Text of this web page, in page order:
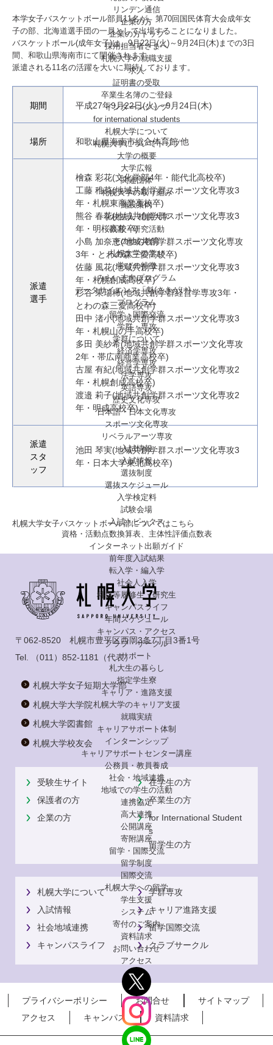
リンデン通信
企業の方
企業の方トップ
採用担当者さまへ
札幌大学の就職支援
求人
証明書の受取
卒業生名簿のご登録
インターンシップ
for international students
札幌大学について
札幌大学についてトップ
大学の概要
大学広報
関連団体
札幌大学の取り組み
施設案内
学校法人 札幌大学
教育・研究活動
その他の教育
札幌大学の学び
学びの特徴
みらい志向プログラム
データサイエンス「魁(さきがけ)」
プログラム
留学・国際交流
学群・専攻
学群について
経済学専攻
経営学専攻
法学専攻
英語専攻
歴史文化専攻
日本語・日本文化専攻
スポーツ文化専攻
リベラルアーツ専攻
入試情報
入試情報
選抜制度
選抜スケジュール
入学検定料
試験会場
入試トピックス
資格・活動点数換算表、主体性評価点数表
インターネット出願ガイド
前年度入試結果
転入学・編入学
社会人入学
科目等履修生・研究生
キャンパスライフ
年間スケジュール
キャンパス・アクセス
クラブ・サークル
サポート
札大生の暮らし
指定学生寮
キャリア・進路支援
札幌大学のキャリア支援
就職実績
キャリアサポート体制
インターンシップ
キャリアサポートセンター講座
公務員・教員養成
社会・地域連携
地域での学生の活動
連携協定
高大連携
公開講座
寄附講座
留学・国際交流
留学制度
国際交流
札幌大学への留学
学生支援
システム
寄付のご案内
資料請求
お問い合わせ
アクセス
本学女子バスケットボール部員11名が、第70回国民体育大会成年女
子の部、北海道選手団の一員として出場することになりました。
バスケットボール(成年女子)は、9月22日(火)～9月24日(木)までの3日
間、和歌山県海南市にて開催されます。
派遣される11名の活躍を大いに期待しております。
期間 平成27年9月22日(火)～9月24日(木)
場所 和歌山県海南市総合体育館 他
派遣
選手
檜森 彩花(文化学部4年・能代北高校卒)
工藤 稚菜(地域共創学群スポーツ文化専攻3
年・札幌東商業高校卒)
熊谷 春花(地域共創学群スポーツ文化専攻3
年・明桜高校卒)
小島 加奈恵(地域共創学群スポーツ文化専攻
3年・とわの森三愛高校卒)
佐藤 風花(地域共創学群スポーツ文化専攻3
年・札幌創成高校卒)
杉谷 果瑞稀(地域共創学群経営学専攻3年・
とわの森三愛高校卒)
田中 渚小(地域共創学群スポーツ文化専攻3
年・札幌山の手高校卒)
多田 美紗希(地域共創学群スポーツ文化専攻
2年・帯広南商業高校卒)
古屋 有紀(地域共創学群スポーツ文化専攻2
年・札幌創成高校卒)
渡邉 莉子(地域共創学群スポーツ文化専攻2
年・明成高校卒)
派遣
スタ
ッフ
池田 琴実(地域共創学群スポーツ文化専攻3
年・日本大学東北高校卒)
札幌大学女子バスケットボール部についてはこちら
〒062-8520 札幌市豊平区西岡3条7丁目3番1号
Tel.
（011）852-1181 （代表）
札幌大学女子短期大学部
札幌大学大学院
札幌大学図書館
札幌大学校友会
受験生サイト
在学生の方
保護者の方
卒業生の方
企業の方
for International Student
s
留学生の方
札幌大学について
学群専攻
入試情報
キャリア進路支援
社会地域連携
留学国際交流
キャンパスライフ
クラブサークル
プライバシーポリシー お問合せ
サイトマップ
アクセス
キャンパス 資料請求